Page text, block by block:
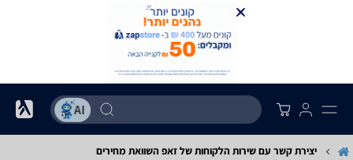
יצירת קשר עם שירות הלקוחות של זאפ השוואת מחירים